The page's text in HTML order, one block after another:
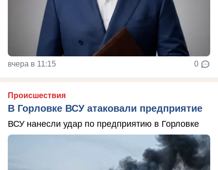
вчера в 11:15 0
Происшествия
В Горловке ВСУ атаковали предприятие
ВСУ нанесли удар по предприятию в Горловке